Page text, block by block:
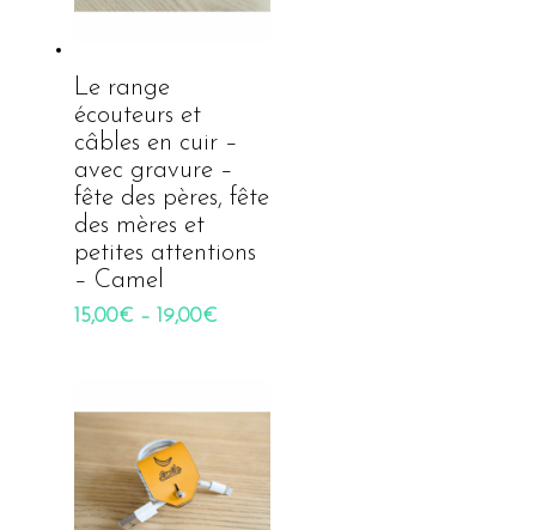
Le range
écouteurs et
câbles en cuir –
avec gravure –
fête des pères, fête
des mères et
petites attentions
– Camel
15,00€ – 19,00€